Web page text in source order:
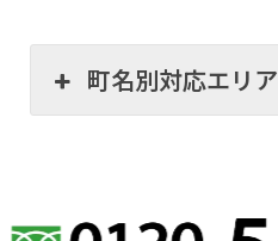
町名別対応エリア